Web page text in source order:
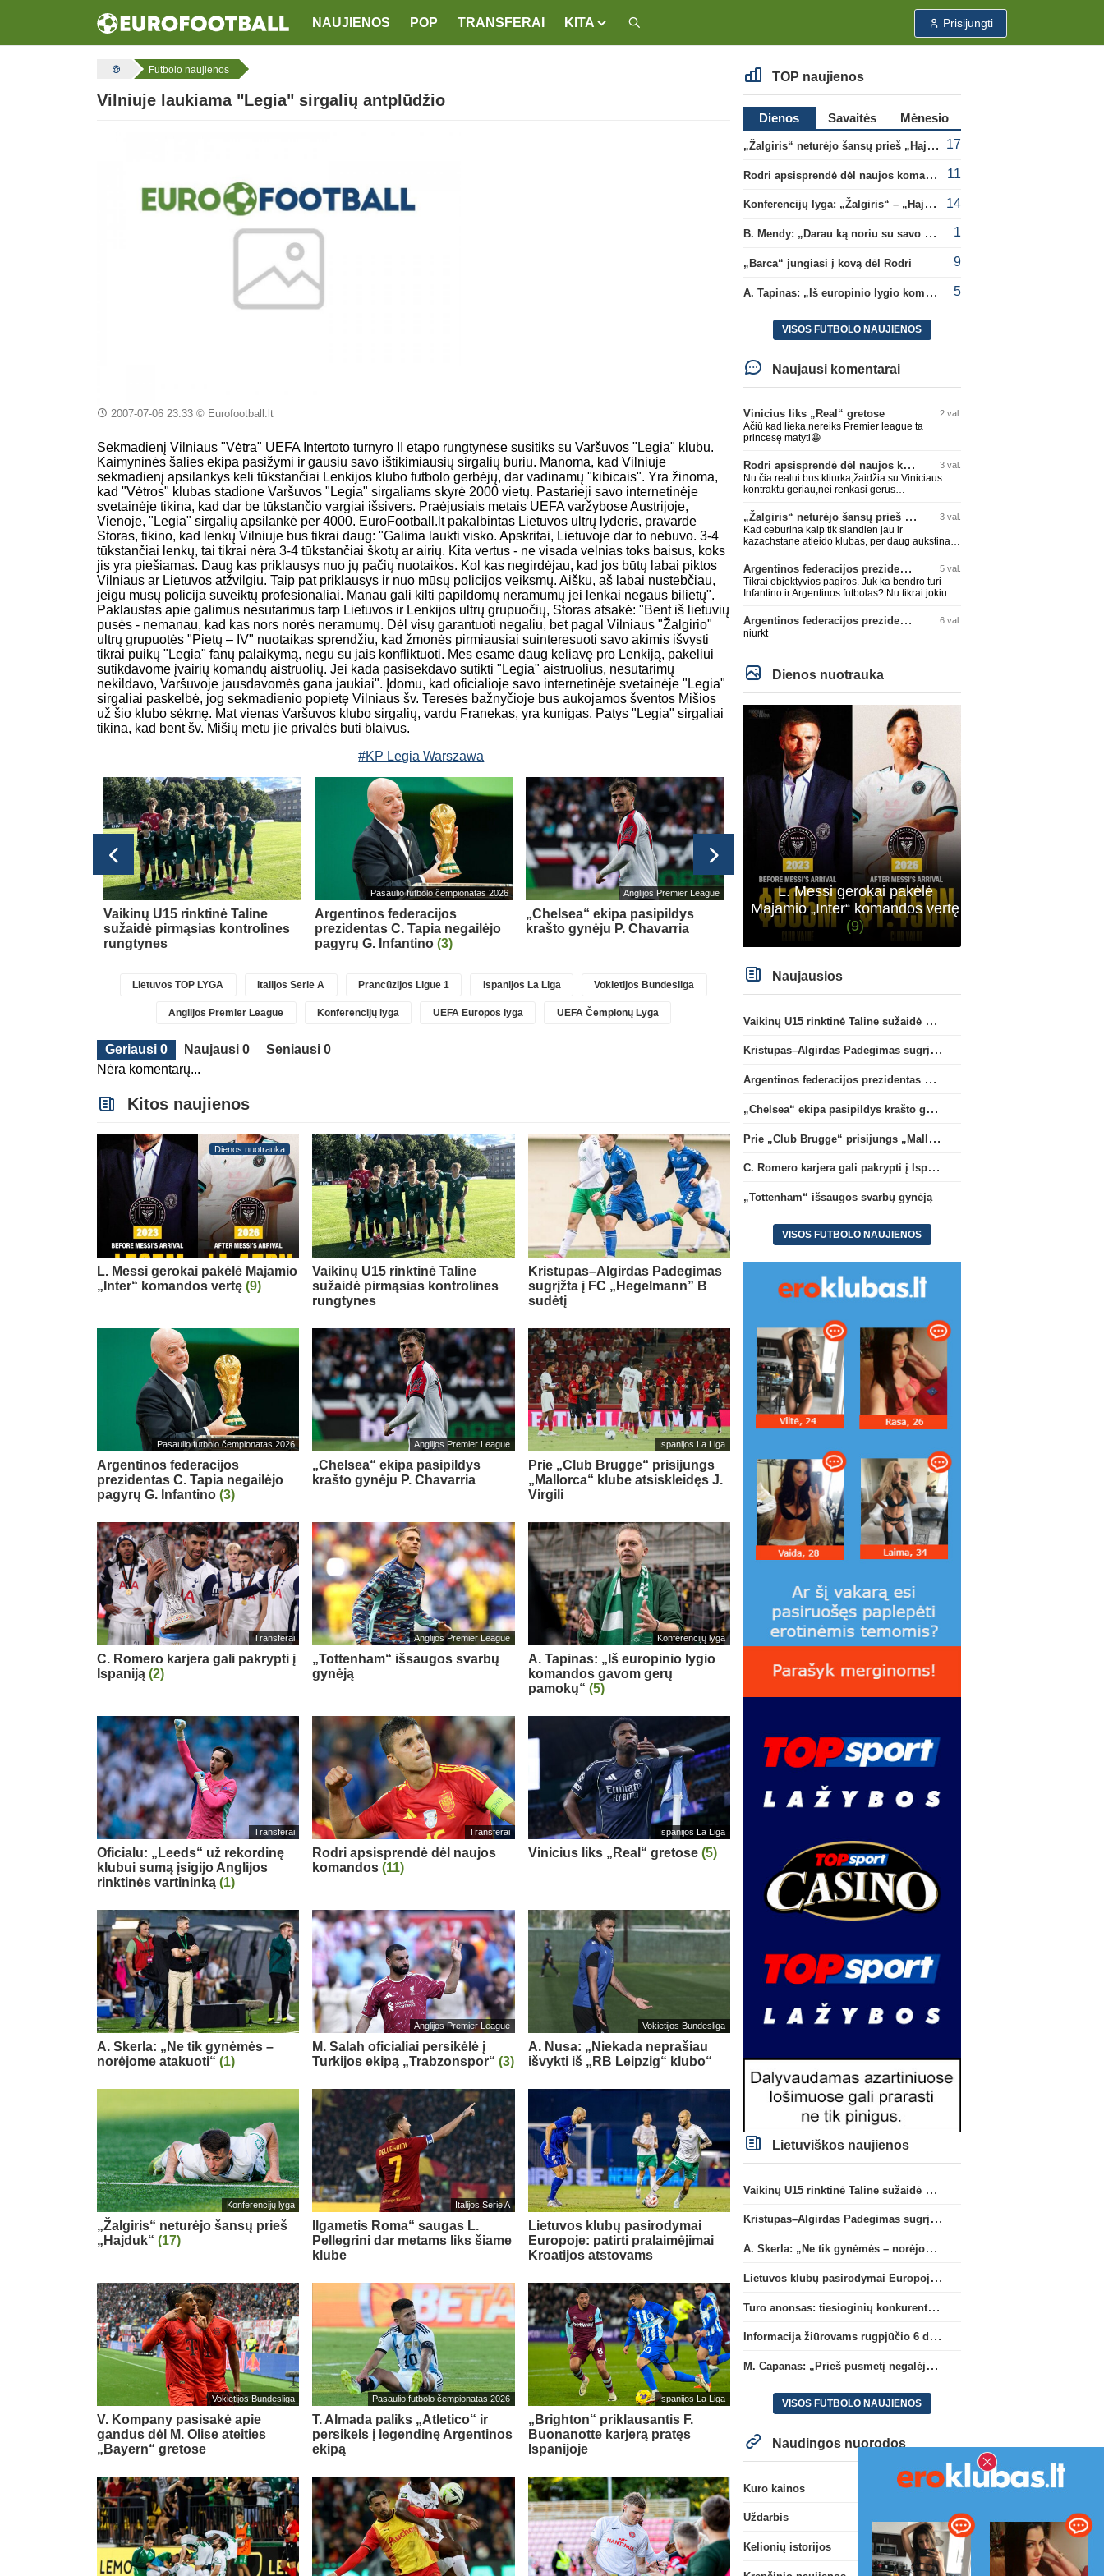
NAUJIENOS POP TRANSFERAI KITA Prisijungti
Futbolo naujienos
Vilniuje laukiama "Legia" sirgalių antplūdžio
2007-07-06 23:33© Eurofootball.lt
Sekmadienį Vilniaus "Vėtra" UEFA Intertoto turnyro II etapo rungtynėse susitiks su Varšuvos "Legia" klubu.
Kaimyninės šalies ekipa pasižymi ir gausiu savo ištikimiausių sirgalių būriu. Manoma, kad Vilniuje
sekmadienį apsilankys keli tūkstančiai Lenkijos klubo futbolo gerbėjų, dar vadinamų "kibicais". Yra žinoma,
kad "Vėtros" klubas stadione Varšuvos "Legia" sirgaliams skyrė 2000 vietų. Pastarieji savo internetinėje
svetainėje tikina, kad dar be tūkstančio vargiai išsivers. Praėjusiais metais UEFA varžybose Austrijoje,
Vienoje, "Legia" sirgalių apsilankė per 4000. EuroFootball.lt pakalbintas Lietuvos ultrų lyderis, pravarde
Storas, tikino, kad lenkų Vilniuje bus tikrai daug: "Galima laukti visko. Apskritai, Lietuvoje dar to nebuvo. 3-4
tūkstančiai lenkų, tai tikrai nėra 3-4 tūkstančiai škotų ar airių. Kita vertus - ne visada velnias toks baisus, koks
jis yra piešiamas. Daug kas priklausys nuo jų pačių nuotaikos. Kol kas negirdėjau, kad jos būtų labai piktos
Vilniaus ar Lietuvos atžvilgiu. Taip pat priklausys ir nuo mūsų policijos veiksmų. Aišku, aš labai nustebčiau,
jeigu mūsų policija suveiktų profesionaliai. Manau gali kilti papildomų neramumų jei lenkai negaus bilietų".
Paklaustas apie galimus nesutarimus tarp Lietuvos ir Lenkijos ultrų grupuočių, Storas atsakė: "Bent iš lietuvių
pusės - nemanau, kad kas nors norės neramumų. Dėl visų garantuoti negaliu, bet pagal Vilniaus "Žalgirio"
ultrų grupuotės "Pietų – IV" nuotaikas sprendžiu, kad žmonės pirmiausiai suinteresuoti savo akimis išvysti
tikrai puikų "Legia" fanų palaikymą, negu su jais konfliktuoti. Mes esame daug keliavę pro Lenkiją, pakeliui
sutikdavome įvairių komandų aistruolių. Jei kada pasisekdavo sutikti "Legia" aistruolius, nesutarimų
nekildavo, Varšuvoje jausdavomės gana jaukiai". Įdomu, kad oficialioje savo internetinėje svetainėje "Legia"
sirgaliai paskelbė, jog sekmadienio popietę Vilniaus šv. Teresės bažnyčioje bus aukojamos šventos Mišios
už šio klubo sėkmę. Mat vienas Varšuvos klubo sirgalių, vardu Franekas, yra kunigas. Patys "Legia" sirgaliai
tikina, kad bent šv. Mišių metu jie privalės būti blaivūs.
#KP Legia Warszawa
Vaikinų U15 rinktinė Taline
sužaidė pirmąsias kontrolines
rungtynes
Pasaulio futbolo čempionatas 2026
Argentinos federacijos
prezidentas C. Tapia negailėjo
pagyrų G. Infantino (3)
Anglijos Premier League
„Chelsea“ ekipa pasipildys
krašto gynėju P. Chavarria
Transferai
C. Romero karjera gali pakrypti
į Ispaniją(2)
A. Tapinas: „Iš
komandos gavom gerų
pamokų“
Lietuvos TOP LYGA Italijos Serie A Prancūzijos Ligue 1 Ispanijos La Liga Vokietijos Bundesliga
Anglijos Premier League Konferencijų lyga UEFA Europos lyga UEFA Čempionų Lyga
Geriausi 0 Naujausi 0
Seniausi 0
Nėra komentarų...
Kitos naujienos
Dienos nuotrauka
L. Messi gerokai pakėlė Majamio
„Inter“ komandos vertę (9)
Vaikinų U15 rinktinė Taline
sužaidė pirmąsias kontrolines
rungtynes
Kristupas–Algirdas Padegimas
sugrįžta į FC „Hegelmann” B
sudėtį
Pasaulio futbolo čempionatas 2026
Argentinos federacijos
prezidentas C. Tapia negailėjo
pagyrų G. Infantino (3)
Anglijos Premier League
„Chelsea“ ekipa pasipildys
krašto gynėju P. Chavarria
Ispanijos La Liga
Prie „Club Brugge“ prisijungs
„Mallorca“ klube atsiskleidęs J.
Virgili
Transferai
C. Romero karjera gali pakrypti į
Ispaniją (2)
Anglijos Premier League
„Tottenham“ išsaugos svarbų
gynėją
Konferencijų lyga
A. Tapinas: „Iš europinio lygio
komandos gavom gerų
pamokų“ (5)
Transferai
Oficialu: „Leeds“ už rekordinę
klubui sumą įsigijo Anglijos
rinktinės vartininką (1)
Transferai
Rodri apsisprendė dėl naujos
komandos(11)
Ispanijos La Liga
Vinicius liks „Real“ gretose (5)
A. Skerla: „Ne tik gynėmės –
norėjome atakuoti“ (1)
Anglijos Premier League
M. Salah oficialiai persikėlė į
Turkijos ekipą „Trabzonspor“(3)
Vokietijos Bundesliga
A. Nusa: „Niekada neprašiau
išvykti iš „RB Leipzig“ klubo“
Konferencijų lyga
„Žalgiris“ neturėjo šansų prieš
„Hajduk“ (17)
Italijos Serie A
Ilgametis Roma“ saugas L.
Pellegrini dar metams liks šiame
klube
Lietuvos klubų pasirodymai
Europoje: patirti pralaimėjimai
Kroatijos atstovams
Vokietijos Bundesliga
V. Kompany pasisakė apie
gandus dėl M. Olise ateities
„Bayern“ gretose
Pasaulio futbolo čempionatas 2026
T. Almada paliks „Atletico“ ir
persikels į legendinę Argentinos
ekipą
Ispanijos La Liga
„Brighton“ priklausantis F.
Buonanotte karjerą pratęs
Ispanijoje
TOP naujienos
Dienos Savaitės
Mėnesio
„Žalgiris“ neturėjo šansų prieš „Hajduk“
17
Rodri apsisprendė dėl naujos komandos 11
Konferencijų lyga: „Žalgiris“ – „Hajduk“ (rungtynės tiesiogiai) 14
B. Mendy: „Darau ką noriu su savo pasaulio čempionato titulu“ 1
„Barca“ jungiasi į kovą dėl Rodri 9
A. Tapinas: „Iš europinio lygio komandos gavom gerų pamokų“ 5
VISOS FUTBOLO NAUJIENOS
Naujausi komentarai
Vinicius liks „Real“ gretose 2 val.
Ačiū kad lieka,nereiks Premier league ta
princesę matyti😀
Rodri apsisprendė dėl naujos komandos 3 val.
Nu čia realui bus kliurka,žaidžia su Viniciaus
kontraktu geriau,nei renkasi gerus
„Žalgiris“ neturėjo šansų prieš „Hajduk“ 3 val.
Kad ceburina kaip tik siandien jau ir
kazachstane atleido klubas, per daug aukstinat
Argentinos federacijos prezidentas C. Tapia negailėjo pagyrų G. Infantino 5 val.
Tikrai objektyvios pagiros. Juk ka bendro turi
Infantino ir Argentinos futbolas? Nu tikrai jokiu
Argentinos federacijos prezidentas C. Tapia negailėjo pagyrų G. Infantino 6 val.
niurkt
Dienos nuotrauka
L. Messi gerokai pakėlė
Majamio „Inter“ komandos vertę
(9)
Naujausios
Vaikinų U15 rinktinė Taline sužaidė pirmąsias kontrolines rungtynes
Kristupas–Algirdas Padegimas sugrįžta į FC „Hegelmann” B sudėtį
Argentinos federacijos prezidentas C. Tapia negailėjo pagyrų G. Infantino
„Chelsea“ ekipa pasipildys krašto gynėju P. Chavarria
Prie „Club Brugge“ prisijungs „Mallorca“ klube atsiskleidęs J. Virgili
C. Romero karjera gali pakrypti į Ispaniją
„Tottenham“ išsaugos svarbų gynėją
VISOS FUTBOLO NAUJIENOS
Lietuviškos naujienos
Vaikinų U15 rinktinė Taline sužaidė pirmąsias kontrolines rungtynes
Kristupas–Algirdas Padegimas sugrįžta į FC „Hegelmann” B sudėtį
A. Skerla: „Ne tik gynėmės – norėjome atakuoti“
Lietuvos klubų pasirodymai Europoje: patirti pralaimėjimai Kroatijos atstovams
Turo anonsas: tiesioginių konkurentų dvikova Gargžduose
Informacija žiūrovams rugpjūčio 6 d. UEFA rungtynėms
M. Capanas: „Prieš pusmetį negalėjau net įsivaizduoti, kad žaisime prieš „Hajduk“
VISOS FUTBOLO NAUJIENOS
Naudingos nuorodos
Kuro kainos
Uždarbis
Kelionių istorijos